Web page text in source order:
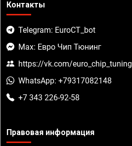
Контакты
Telegram: EuroCT_bot
Max: Евро Чип Тюнинг
https://vk.com/euro_chip_tuning
WhatsApp: +79317082148
+7 343 226-92-58
Правовая информация